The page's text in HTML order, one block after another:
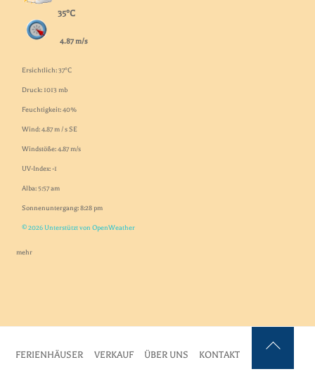
35°C
4.87 m/s
Ersichtlich: 37°C
Druck: 1013 mb
Feuchtigkeit: 40%
Wind: 4.87 m / s SE
Windstöße: 4.87 m/s
UV-Index: -1
Alba: 5:57 am
Sonnenuntergang: 8:28 pm
© 2026 Unterstützt von OpenWeather
mehr
FERIENHÄUSER VERKAUF ÜBER UNS KONTAKT